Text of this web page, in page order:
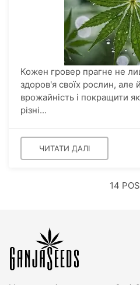
Кожен гровер прагне не
здоров'я своїх рослин, але
врожайність і покращити
різні...
ЧИТАТИ ДАЛІ
14